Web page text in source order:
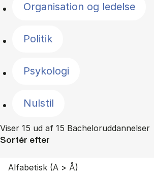
Organisation og ledelse
Politik
Psykologi
Nulstil
Viser 15 ud af 15 Bacheloruddannelser
Sortér efter